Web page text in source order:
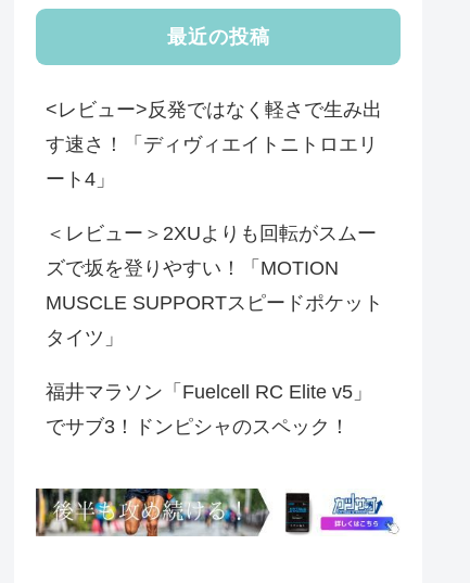
最近の投稿
<レビュー>反発ではなく軽さで生み出
す速さ！「ディヴィエイトニトロエリ
ート4」
＜レビュー＞2XUよりも回転がスムー
ズで坂を登りやすい！「MOTION
MUSCLE SUPPORTスピードポケット
タイツ」
福井マラソン「Fuelcell RC Elite v5」
でサブ3！ドンピシャのスペック！